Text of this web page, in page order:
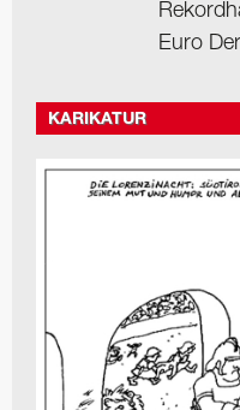
Euro
KARIKATUR